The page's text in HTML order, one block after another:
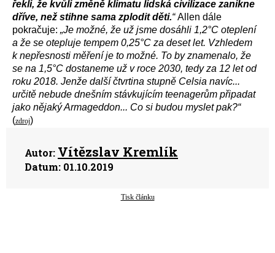
řekli, že kvůli změně klimatu lidská civilizace zanikne
dříve, než stihne sama zplodit děti.“Allen dále
pokračuje: „Je možné, že už jsme dosáhli 1,2°C oteplení
a že se otepluje tempem 0,25°C za deset let. Vzhledem
k nepřesnosti měření je to možné. To by znamenalo, že
se na 1,5°C dostaneme už v roce 2030, tedy za 12 let od
roku 2018. Jenže další čtvrtina stupně Celsia navíc...
určitě nebude dnešním stávkujícím teenagerům připadat
jako nějaký Armageddon... Co si budou myslet pak?“
(zdroj)
Autor: Vítězslav Kremlík
Datum: 01.10.2019
Tisk článku